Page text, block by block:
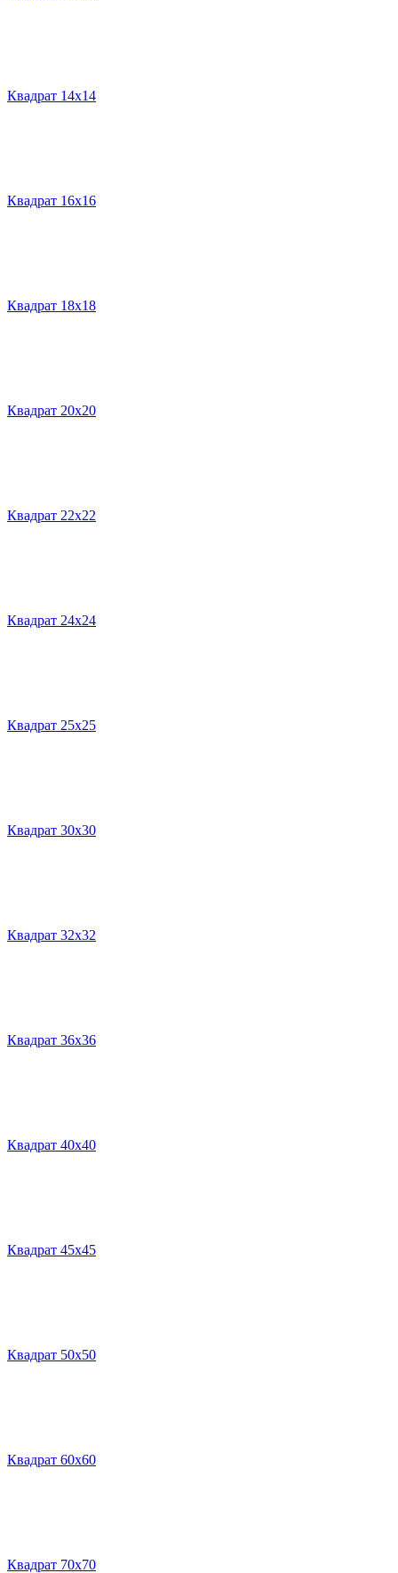
Квадрат 14х14
Квадрат 16х16
Квадрат 18х18
Квадрат 20х20
Квадрат 22х22
Квадрат 24х24
Квадрат 25х25
Квадрат 30х30
Квадрат 32х32
Квадрат 36х36
Квадрат 40х40
Квадрат 45х45
Квадрат 50х50
Квадрат 60х60
Квадрат 70х70